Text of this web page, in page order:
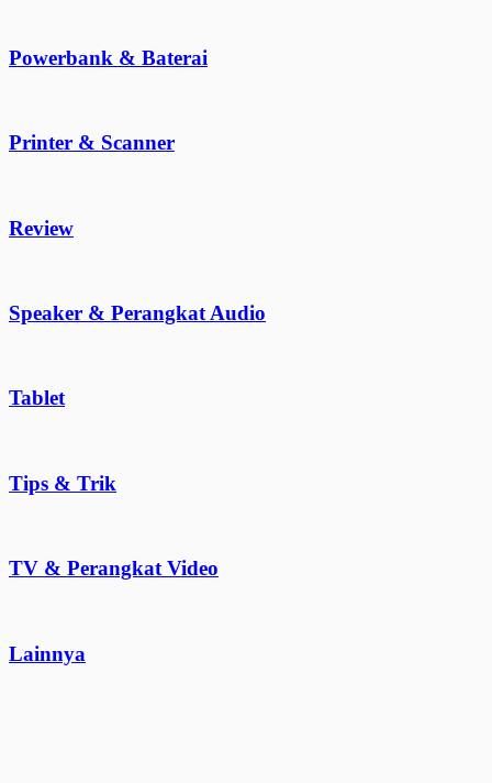
Powerbank & Baterai
Printer & Scanner
Review
Speaker & Perangkat Audio
Tablet
Tips & Trik
TV & Perangkat Video
Lainnya